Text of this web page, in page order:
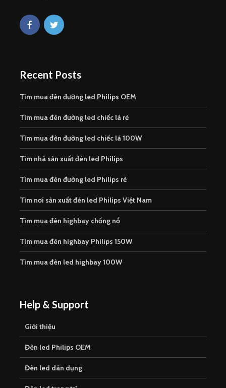
Recent Posts
Tìm mua đèn đường led Philips OEM
Tìm mua đèn đường led chiếc lá rẻ
Tìm mua đèn đường led chiếc lá 100W
Tìm nhà sản xuất đèn led Philips
Tìm mua đèn đường led Philips rẻ
Tìm nơi sản xuất đèn led Philips Việt Nam
Tìm mua đèn highbay chống nổ
Tìm mua đèn highbay Philips 150W
Tìm mua đèn led highbay 100W
Help & Support
Giới thiệu
Đèn led Philips OEM
Đèn led dân dụng